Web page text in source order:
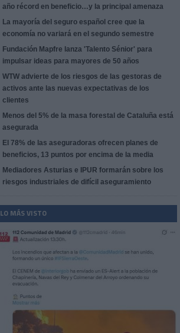
año récord en beneficio…y la principal amenaza
La mayoría del seguro español cree que la
economía no variará en el segundo semestre
Fundación Mapfre lanza 'Talento Sénior' para
impulsar ideas para mayores de 50 años
WTW advierte de los riesgos de las gestoras de
activos ante las nuevas expectativas de los
clientes
Menos del 5% de la masa forestal de Cataluña está
asegurada
El 78% de las aseguradoras ofrecen planes de
beneficios, 13 puntos por encima de la media
Mediadores Asturias e IPUR formarán sobre los
riesgos industriales de difícil aseguramiento
LO MÁS VISTO